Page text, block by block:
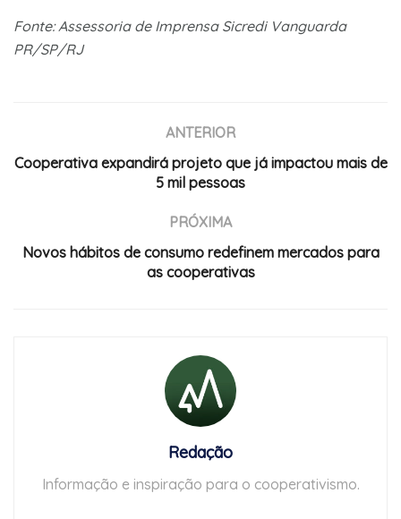
Fonte: Assessoria de Imprensa Sicredi Vanguarda
PR/SP/RJ
ANTERIOR
Cooperativa expandirá projeto que já impactou mais de
5 mil pessoas
PRÓXIMA
Novos hábitos de consumo redefinem mercados para
as cooperativas
Redação
Informação e inspiração para o cooperativismo.